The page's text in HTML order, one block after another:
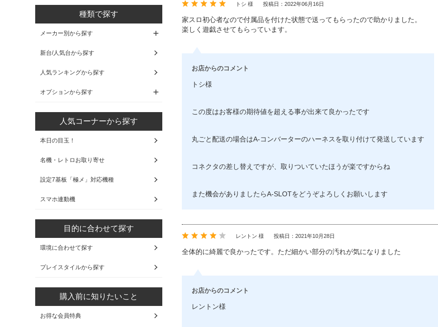
トシ 様 投稿日：2022年06月16日
家スロ初心者なので付属品を付けた状態で送ってもらったので助かりました。
楽しく遊戯させてもらっています。
お店からのコメント
トシ様
この度はお客様の期待値を超える事が出来て良かったです
丸ごと配送の場合はA-コンバーターのハーネスを取り付けて発送しています
コネクタの差し替えですが、取りついていたほうが楽ですからね
また機会がありましたらA-SLOTをどうぞよろしくお願いします
レントン 様 投稿日：2021年10月28日
全体的に綺麗で良かったです。ただ細かい部分の汚れが気になりました
お店からのコメント
レントン様
種類で探す
メーカー別から探す
新台/人気台から探す
人気ランキングから探す
オプションから探す
人気コーナーから探す
本日の目玉！
名機・レトロお取り寄せ
設定7基板「極メ」対応機種
スマホ連動機
目的に合わせて探す
環境に合わせて探す
プレイスタイルから探す
購入前に知りたいこと
お得な会員特典